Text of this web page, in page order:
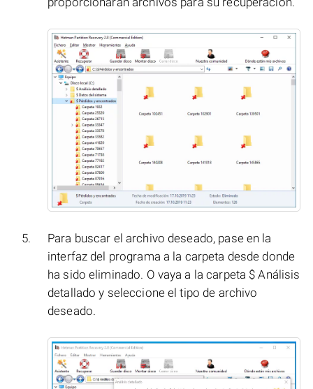
Para buscar el archivo deseado, pase en la
interfaz del programa a la carpeta desde donde
ha sido eliminado. O vaya a la carpeta $ Análisis
detallado y seleccione el tipo de archivo
deseado.